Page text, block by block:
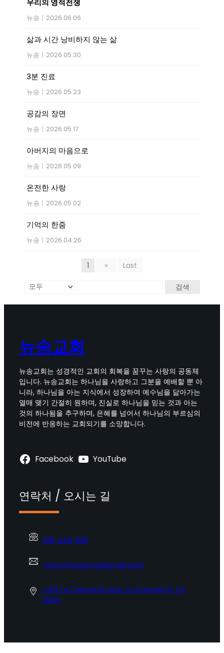
뉴송 | 2026.06.06
삶과 시간 낭비하지 않는 삶
뉴송 | 2026.05.30
3분 진료
뉴송 | 2026.05.23
공감의 장면
뉴송 | 2026.05.17
아버지의 마음으로
뉴송 | 2026.05.09
온전한 사랑
뉴송 | 2026.05.02
기억의 한줌
뉴송 | 2026.04.26
1 » Last
검색
뉴송교회
뉴송교회는 성경적인 교회의 회복을 꿈꾸는 사랑의 공동체
입니다. 뉴송교회는 하나님을 사랑하고 그분을 예배할 뿐 아
니라, 하나님을 아는 지식에서 성장하여 예수님을 닮아가는
열매 맺기 간절히 원하며, 진실로 하나님을 믿는 것과 아는
것의 하나됨을 추구하며, 은혜를 넘어서 하나님의 부르심의
비전에 반응하는 교회되기를 소망합니다.
Facebook YouTube
연락처 / 오시는 길
818-248-9191
churchnewsong@gmail.com
4413 La Crescenta Ave. La Crescenta, CA
91214